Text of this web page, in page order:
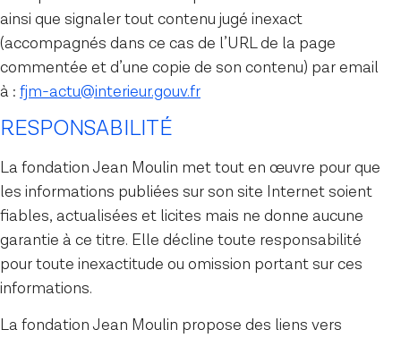
ainsi que signaler tout contenu jugé inexact
(accompagnés dans ce cas de l’URL de la page
commentée et d’une copie de son contenu) par email
à : fjm-actu@interieur.gouv.fr
RESPONSABILITÉ
La fondation Jean Moulin met tout en œuvre pour que
les informations publiées sur son site Internet soient
fiables, actualisées et licites mais ne donne aucune
garantie à ce titre. Elle décline toute responsabilité
pour toute inexactitude ou omission portant sur ces
informations.
La fondation Jean Moulin propose des liens vers